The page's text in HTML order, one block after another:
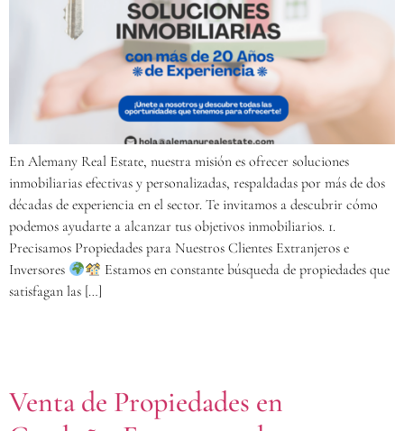
En Alemany Real Estate, nuestra misión es ofrecer soluciones
inmobiliarias efectivas y personalizadas, respaldadas por más de dos
décadas de experiencia en el sector. Te invitamos a descubrir cómo
podemos ayudarte a alcanzar tus objetivos inmobiliarios. 1.
Precisamos Propiedades para Nuestros Clientes Extranjeros e
Inversores
Estamos en constante búsqueda de propiedades que
satisfagan las […]
Venta de Propiedades en